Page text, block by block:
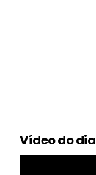
Vídeo do dia